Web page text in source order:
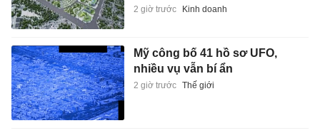
2 giờ trước Kinh doanh
Mỹ công bố 41 hồ sơ UFO,
nhiều vụ vẫn bí ẩn
2 giờ trước Thế giới